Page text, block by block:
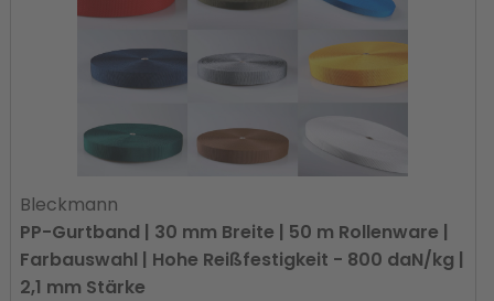
Bleckmann
PP-Gurtband | 30 mm Breite | 50 m Rollenware |
Farbauswahl | Hohe Reißfestigkeit - 800 daN/kg |
2,1 mm Stärke